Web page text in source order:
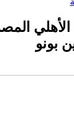
بونو